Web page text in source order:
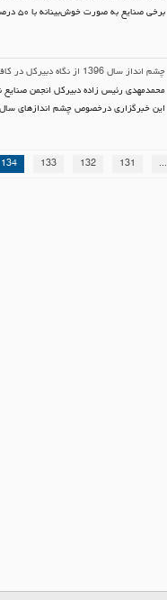
برخی صنایع به صورت خوش‌بینانه با ۵۰ درصد ظرفیت کار می‌کنند
چشم انداز سال 1396 از نگاه دبیرکل در کافه خبر
این خبرگزاری درخصوص چشم اندازهای سال 96 درخصوص صنعت، تجارت و مسائل بانکی و مالیاتی پاسخ داد.
...
131
132
133
134